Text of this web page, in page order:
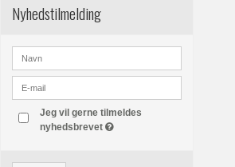
Nyhedstilmelding
Jeg vil gerne tilmeldes
nyhedsbrevet